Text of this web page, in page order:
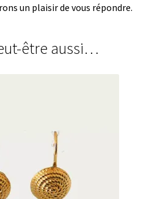
un plaisir de vous répondre.
être aussi…